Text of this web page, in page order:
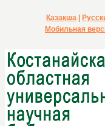
Қазақша
Мобильная